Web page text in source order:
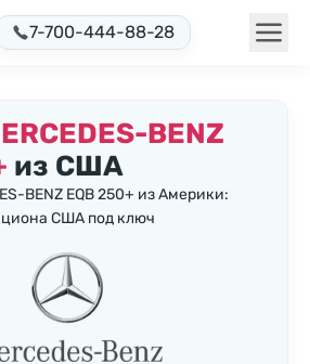
7-700-444-88-28
BENZ
из США
BENZ EQB 250+ из Америки:
США под ключ